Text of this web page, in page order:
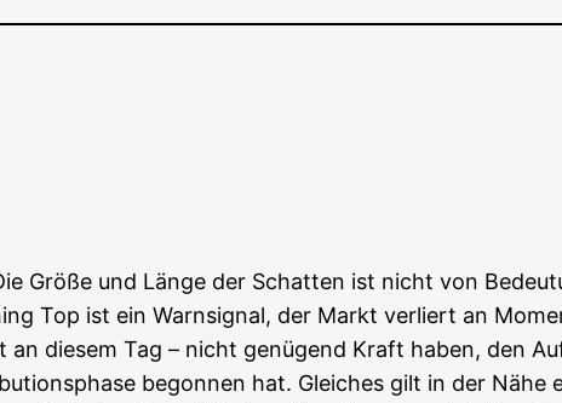
Grö­ße und Län­ge der Schat­ten ist nicht von
Top ist ein Warn­si­gnal, der Markt ver­liert an
an die­sem Tag – nicht genü­gend Kraft haben, den
begon­nen hat. Glei­ches gilt in der Nähe